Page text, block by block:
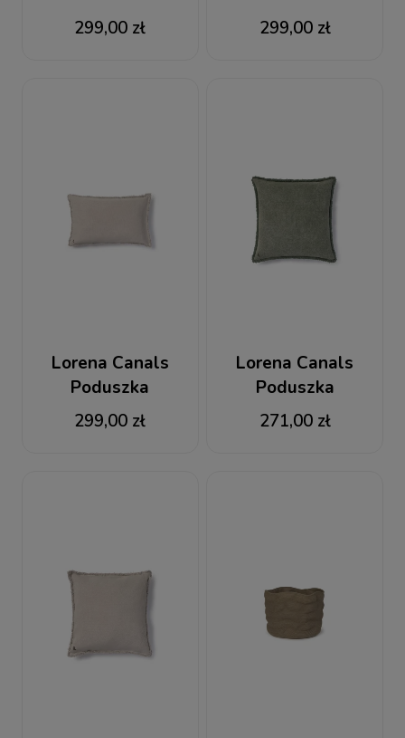
Bawełniana
Prostokątna
299,00 zł
Bawełniana
Prostokątna
299,00 zł
Lorena Canals
Poduszka
Bawełniana
Prostokątna
299,00 zł
Lorena Canals
Poduszka
Bawełniana
Kwardatowa
271,00 zł